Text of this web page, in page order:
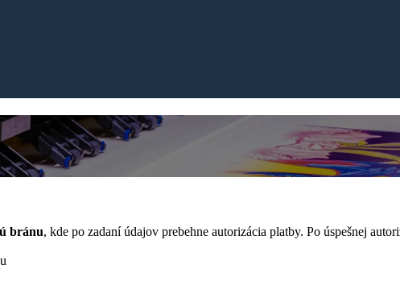
bránu, kde po zadaní údajov prebehne autorizácia platby. Po úspešnej